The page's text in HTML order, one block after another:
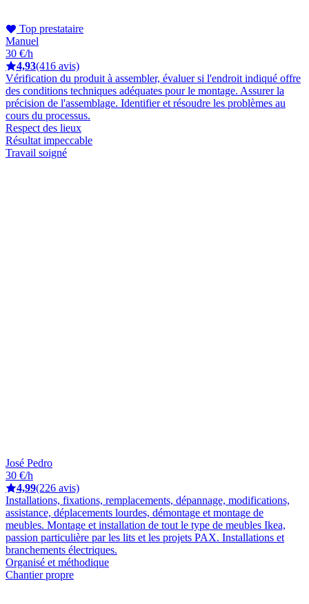
Top prestataire
Manuel
30 €/h
4,93(416 avis)
Vérification du produit à assembler, évaluer si l'endroit indiqué offre
des conditions techniques adéquates pour le montage. Assurer la
précision de l'assemblage. Identifier et résoudre les problèmes au
cours du processus.
Respect des lieux
Résultat impeccable
Travail soigné
José Pedro
30 €/h
4,99(226 avis)
Installations, fixations, remplacements, dépannage, modifications,
assistance, déplacements lourdes, démontage et montage de
meubles. Montage et installation de tout le type de meubles Ikea,
passion particulière par les lits et les projets PAX. Installations et
branchements électriques.
Organisé et méthodique
Chantier propre